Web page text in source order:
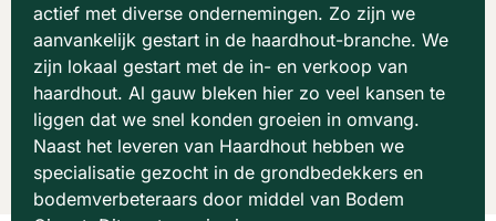
actief met diverse ondernemingen. Zo zijn we
aanvankelijk gestart in de haardhout-branche. We
zijn lokaal gestart met de in- en verkoop van
haardhout. Al gauw bleken hier zo veel kansen te
liggen dat we snel konden groeien in omvang.
Naast het leveren van Haardhout hebben we
specialisatie gezocht in de grondbedekkers en
bodemverbeteraars door middel van Bodem